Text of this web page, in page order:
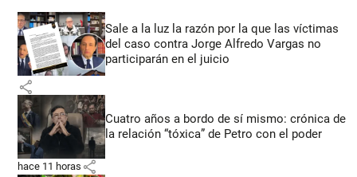
Sale a la luz la razón por la que las víctimas
del caso contra Jorge Alfredo Vargas no
participarán en el juicio
share
Cuatro años a bordo de sí mismo: crónica de
la relación “tóxica” de Petro con el poder
hace 11 horas share